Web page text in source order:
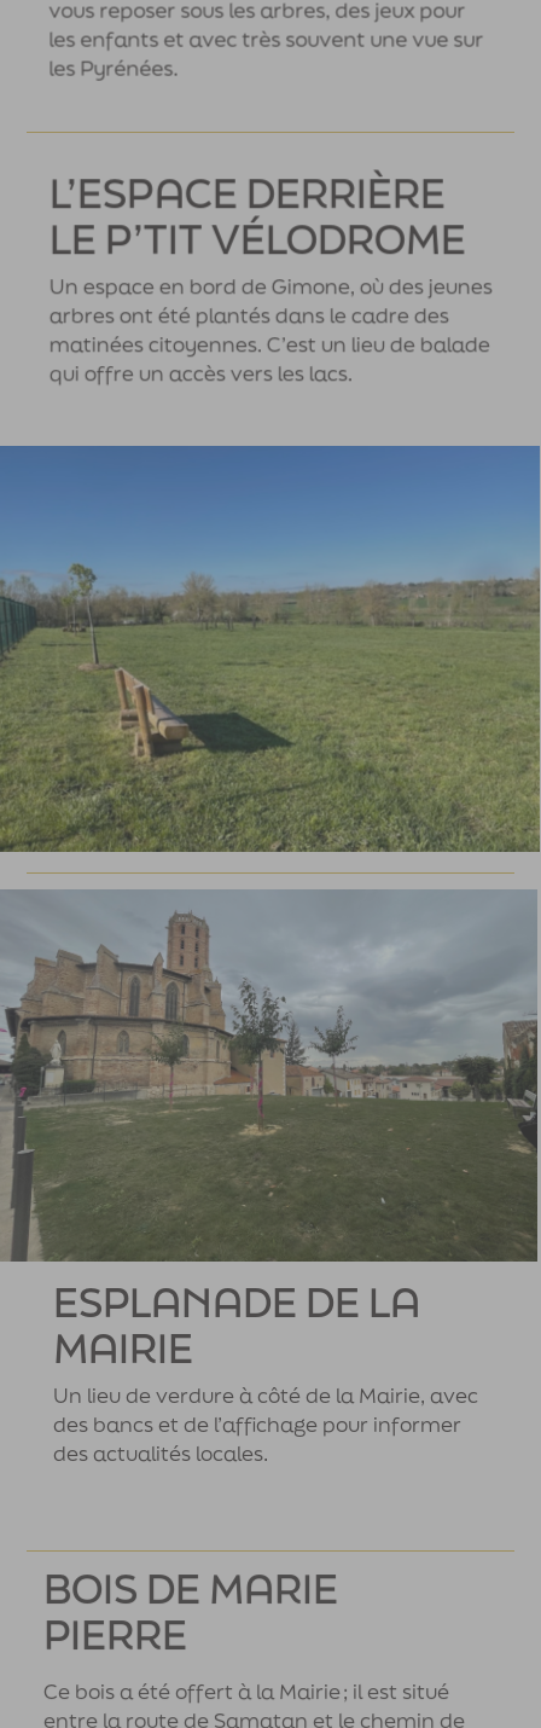
vous reposer sous les arbres, des jeux pour
les enfants et avec très souvent une vue sur
les Pyrénées.
L’ESPACE DERRIÈRE
LE P’TIT VÉLODROME
Un espace en bord de Gimone, où des jeunes
arbres ont été plantés dans le cadre des
matinées citoyennes. C’est un lieu de balade
qui offre un accès vers les lacs.
ESPLANADE DE LA
MAIRIE
Un lieu de verdure à côté de la Mairie, avec
des bancs et de l’affichage pour informer
des actualités locales.
BOIS DE MARIE
PIERRE
Ce bois a été offert à la Mairie ; il est situé